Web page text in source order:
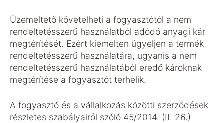
Üzemeltető követelheti a fogyasztótól a nem
rendeltetésszerű használatból adódó anyagi kár
megtérítését. Ezért kiemelten ügyeljen a termék
rendeltetésszerű használatára, ugyanis a nem
rendeltetésszerű használatából eredő károknak
megtérítése a fogyasztót terhelik.
A fogyasztó és a vállalkozás közötti szerződések
részletes szabályairól szóló 45/2014. (II. 26.)